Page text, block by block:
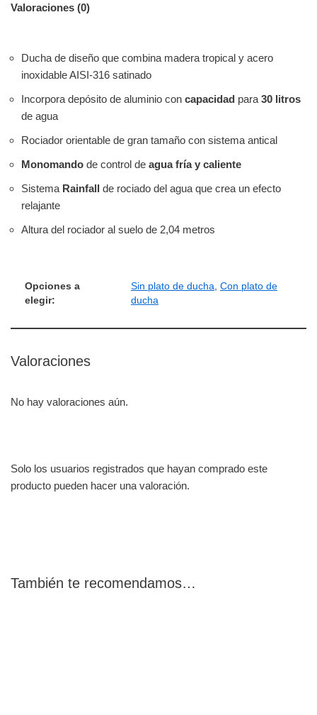
Valoraciones (0)
Ducha de diseño que combina madera tropical y acero
inoxidable AISI-316 satinado
Incorpora depósito de aluminio con capacidad para 30 litros
de agua
Rociador orientable de gran tamaño con sistema antical
Monomando de control de agua fría y caliente
Sistema Rainfall de rociado del agua que crea un efecto
relajante
Altura del rociador al suelo de 2,04 metros
Opciones a
elegir:
Sin plato de ducha, Con plato de
ducha
Valoraciones
No hay valoraciones aún.
Solo los usuarios registrados que hayan comprado este
producto pueden hacer una valoración.
También te recomendamos…